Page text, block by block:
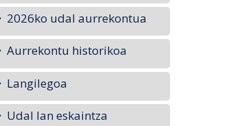
2026ko udal aurrekontua
Aurrekontu historikoa
Langilegoa
Udal lan eskaintza